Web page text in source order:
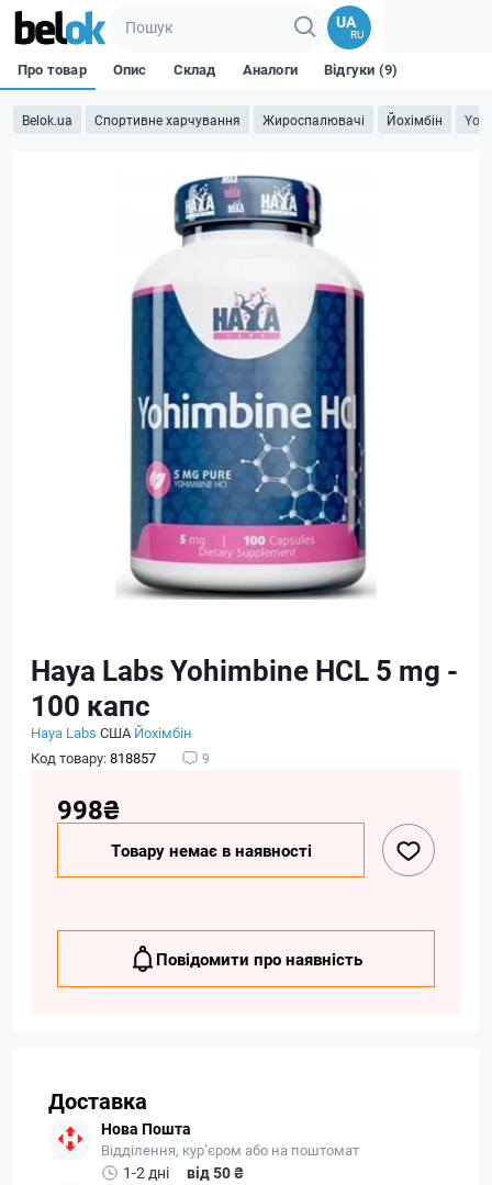
UA
RU
Belok.ua Спортивне харчування Жироспалювачі Йохімбін
Про товар Опис Склад Аналоги Відгуки (9)
Haya Labs Yohimbine HCL 5 mg -
100 капс
Haya Labs США Йохімбін
Код товару:818857 9
998₴
Товару немає в наявності
Повідомити про наявність
Доставка
Нова Пошта
Відділення, кур’єром або на поштомат
1-2 дні
від 50 ₴